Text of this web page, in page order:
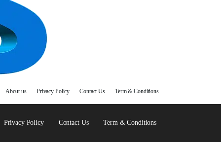
About us Privacy Policy Contact Us Term & Conditions
Privacy Policy Contact Us Term & Conditions